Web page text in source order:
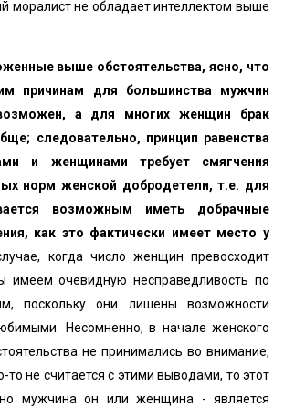
моралист не обладает интеллектом выше
выше обстоятельства, ясно, что
причинам для большинства мужчин
а для многих женщин брак
следовательно, принцип равенства
и женщинами требует смягчения
норм женской добродетели, т.е. для
возможным иметь добрачные
как это фактически имеет место у
когда число женщин превосходит
имеем очевидную несправедливость по
поскольку они лишены возможности
Несомненно, в начале женского
не принимались во внимание,
то не считается с этими выводами, то этот
мужчина он или женщина - является